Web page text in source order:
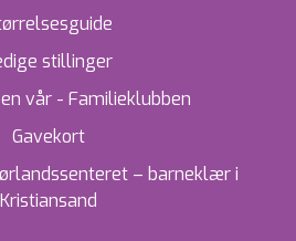
stillinger
vår - Familieklubben
Gavekort
– barneklær i
Kristiansand